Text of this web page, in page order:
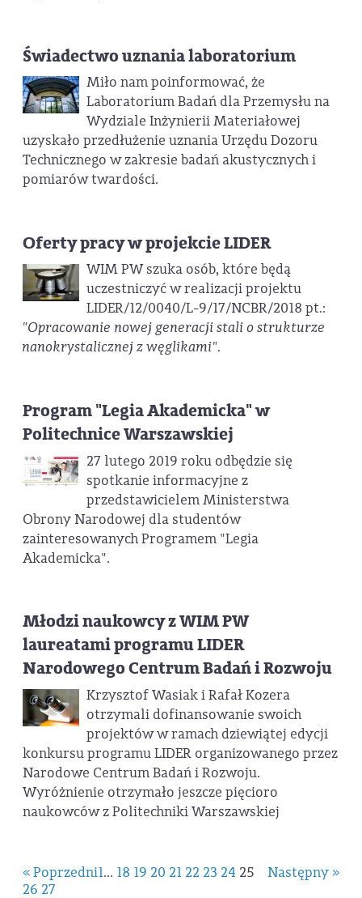
Świadectwo uznania laboratorium
Miło nam poinformować, że
Laboratorium Badań dla Przemysłu na
Wydziale Inżynierii Materiałowej
uzyskało przedłużenie uznania Urzędu Dozoru
Technicznego w zakresie badań akustycznych i
pomiarów twardości.
Oferty pracy w projekcie LIDER
WIM PW szuka osób, które będą
uczestniczyć w realizacji projektu
LIDER/12/0040/L-9/17/NCBR/2018 pt.:
"Opracowanie nowej generacji stali o strukturze
nanokrystalicznej z węglikami".
Program "Legia Akademicka" w
Politechnice Warszawskiej
27 lutego 2019 roku odbędzie się
spotkanie informacyjne z
przedstawicielem Ministerstwa
Obrony Narodowej dla studentów
zainteresowanych Programem "Legia
Akademicka".
Młodzi naukowcy z WIM PW
laureatami programu LIDER
Narodowego Centrum Badań i Rozwoju
Krzysztof Wasiak i Rafał Kozera
otrzymali dofinansowanie swoich
projektów w ramach dziewiątej edycji
konkursu programu LIDER organizowanego przez
Narodowe Centrum Badań i Rozwoju.
Wyróżnienie otrzymało jeszcze pięcioro
naukowców z Politechniki Warszawskiej
« Poprzedni Następny »
1... 18 19 20 21 22 23 24 25
26 27